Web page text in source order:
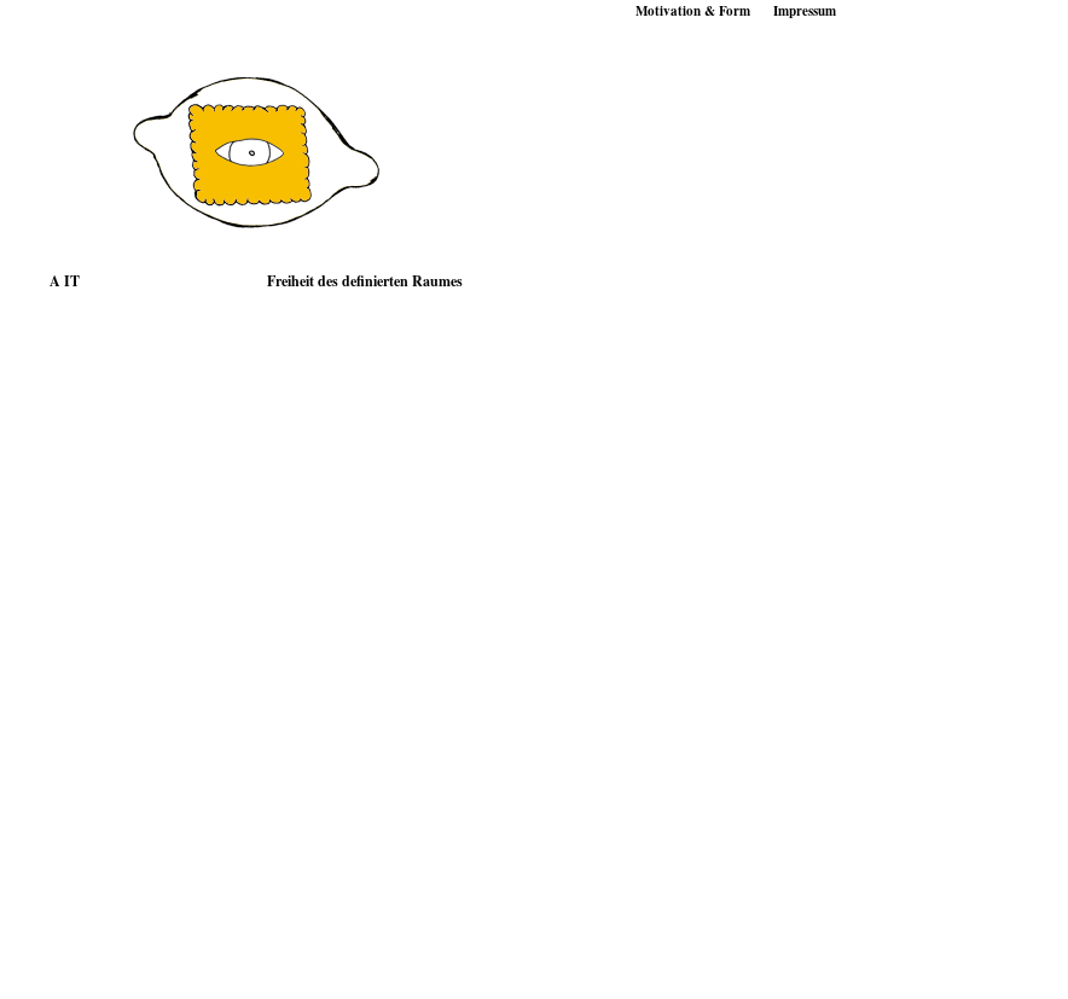
Motivation & Form Impressum
A IT Freiheit des definierten Raumes